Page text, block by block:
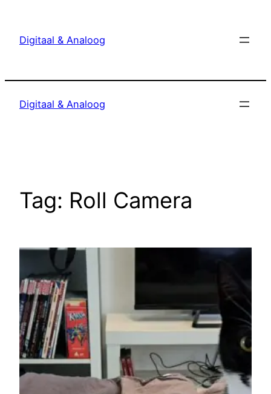
Digitaal & Analoog
Digitaal & Analoog
Tag: Roll Camera